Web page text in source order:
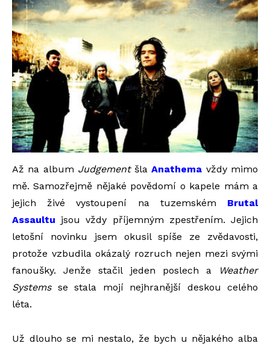
Až na album JudgementšlaAnathema vždy mimo
mě. Samozřejmě nějaké povědomí o kapele mám a
jejich živé vystoupení na tuzemském Brutal
Assaultu jsou vždy příjemným zpestřením. Jejich
letošní novinku jsem okusil spíše ze zvědavosti,
protože vzbudila okázalý rozruch nejen mezi svými
fanoušky. Jenže stačil jeden poslech a
Weather
Systemsse stala mojí nejhranější deskou celého
léta.
Už dlouho se mi nestalo, že bych u nějakého alba